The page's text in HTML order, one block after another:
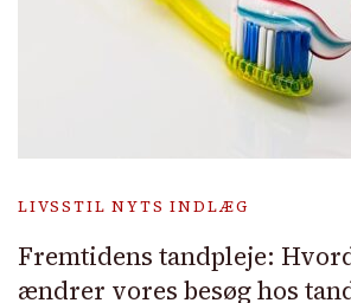
LIVSSTIL NYTS INDLÆG
Fremtidens tandpleje:
ændrer vores besøg hos